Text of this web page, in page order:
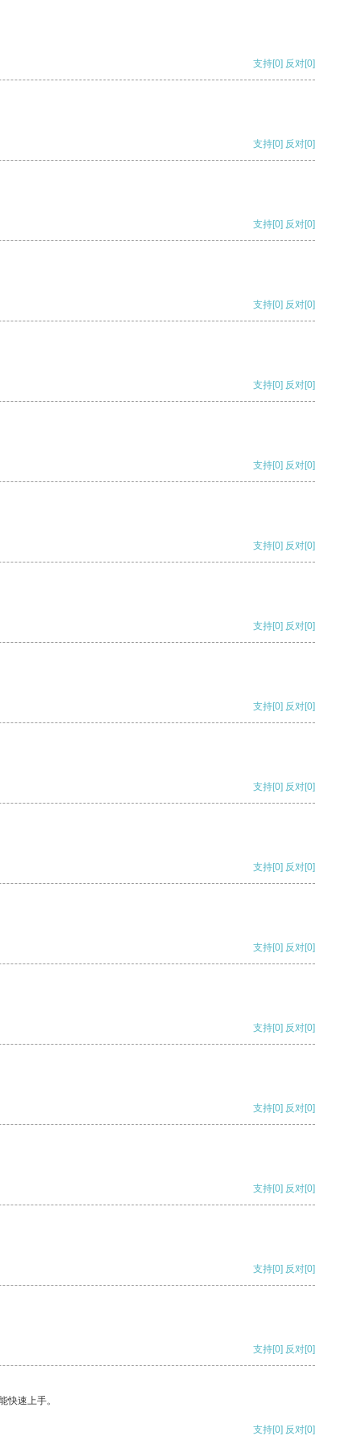
支持[0] 反对[0]
支持[0] 反对[0]
支持[0] 反对[0]
支持[0] 反对[0]
支持[0] 反对[0]
支持[0] 反对[0]
支持[0] 反对[0]
支持[0] 反对[0]
支持[0] 反对[0]
支持[0] 反对[0]
支持[0] 反对[0]
支持[0] 反对[0]
支持[0] 反对[0]
支持[0] 反对[0]
支持[0] 反对[0]
支持[0] 反对[0]
支持[0] 反对[0]
快速上手。
支持[0] 反对[0]